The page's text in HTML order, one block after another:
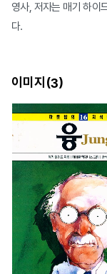
영사, 저자는 매기 하이
다.
이미지(3)